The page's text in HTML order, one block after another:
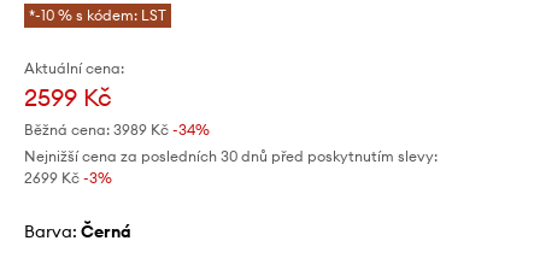
*-10 % s kódem: LST
Aktuální cena:
2599 Kč
Běžná cena: 3989 Kč -34%
Nejnižší cena za posledních 30 dnů před poskytnutím slevy:
2699 Kč -3%
Barva: černá